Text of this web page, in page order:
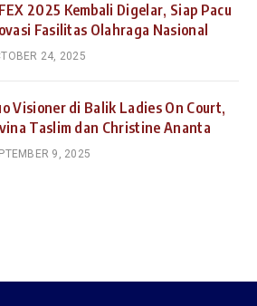
2025 Kembali Digelar, Siap Pacu
Fasilitas Olahraga Nasional
24, 2025
Visioner di Balik Ladies On Court,
Taslim dan Christine Ananta
9, 2025